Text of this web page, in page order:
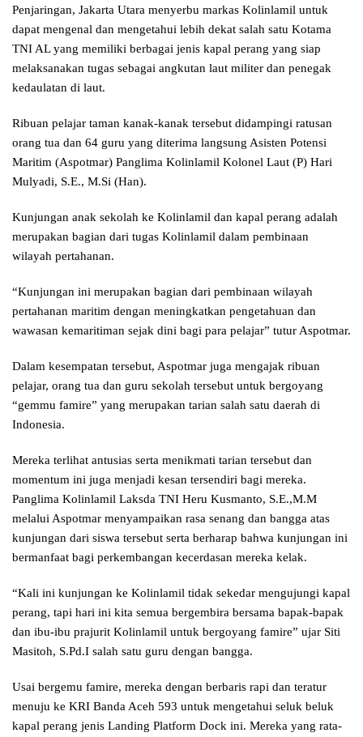
Penjaringan, Jakarta Utara menyerbu markas Kolinlamil untuk
dapat mengenal dan mengetahui lebih dekat salah satu Kotama
TNI AL yang memiliki berbagai jenis kapal perang yang siap
melaksanakan tugas sebagai angkutan laut militer dan penegak
kedaulatan di laut.
Ribuan pelajar taman kanak-kanak tersebut didampingi ratusan
orang tua dan 64 guru yang diterima langsung Asisten Potensi
Maritim (Aspotmar) Panglima Kolinlamil Kolonel Laut (P) Hari
Mulyadi, S.E., M.Si (Han).
Kunjungan anak sekolah ke Kolinlamil dan kapal perang adalah
merupakan bagian dari tugas Kolinlamil dalam pembinaan
wilayah pertahanan.
“Kunjungan ini merupakan bagian dari pembinaan wilayah
pertahanan maritim dengan meningkatkan pengetahuan dan
wawasan kemaritiman sejak dini bagi para pelajar” tutur Aspotmar.
Dalam kesempatan tersebut, Aspotmar juga mengajak ribuan
pelajar, orang tua dan guru sekolah tersebut untuk bergoyang
“gemmu famire” yang merupakan tarian salah satu daerah di
Indonesia.
Mereka terlihat antusias serta menikmati tarian tersebut dan
momentum ini juga menjadi kesan tersendiri bagi mereka.
Panglima Kolinlamil Laksda TNI Heru Kusmanto, S.E.,M.M
melalui Aspotmar menyampaikan rasa senang dan bangga atas
kunjungan dari siswa tersebut serta berharap bahwa kunjungan ini
bermanfaat bagi perkembangan kecerdasan mereka kelak.
“Kali ini kunjungan ke Kolinlamil tidak sekedar mengujungi kapal
perang, tapi hari ini kita semua bergembira bersama bapak-bapak
dan ibu-ibu prajurit Kolinlamil untuk bergoyang famire” ujar Siti
Masitoh, S.Pd.I salah satu guru dengan bangga.
Usai bergemu famire, mereka dengan berbaris rapi dan teratur
menuju ke KRI Banda Aceh 593 untuk mengetahui seluk beluk
kapal perang jenis Landing Platform Dock ini. Mereka yang rata-